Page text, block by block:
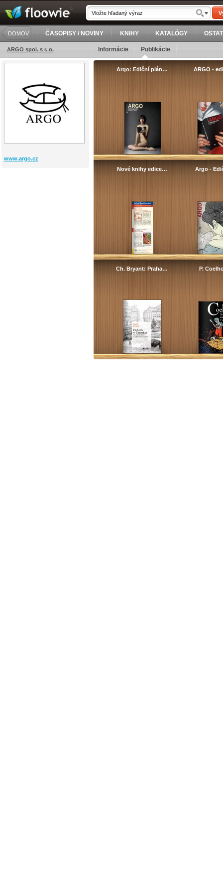
DOMOV ČASOPISY / NOVINY KNIHY KATALÓGY
ARGO spol. s r. o. Informácie Publikácie
www.argo.cz
Argo: Ediční plán… ARGO -
Nové knihy edice… Argo -
Ch. Bryant: Praha… P.